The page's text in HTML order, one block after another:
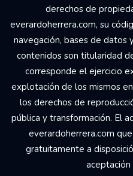
derechos de
everardoherrera.com, su
navegación, bases de
contenidos son titularidad
corresponde el ejercicio
explotación de los mismos
los derechos de
pública y transformación. El
everardoherrera.com
gratuitamente a
aceptación